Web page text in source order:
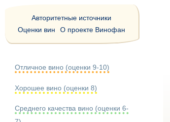
Авторитетные источники
Оценки вин
О проекте Винофан
Отличное вино (оценки 9-10)
Хорошее вино (оценки 8)
Среднего качества вино (оценки 6-